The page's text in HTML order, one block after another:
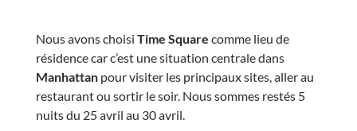
Nous avons choisi Time Square comme lieu de
résidence car c’est une situation centrale dans
Manhattanpour visiter les principaux sites, aller au
restaurant ou sortir le soir. Nous sommes restés 5
nuits du 25 avril au 30 avril.